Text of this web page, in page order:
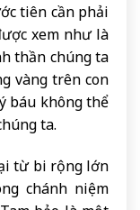
tiên cần phải
xem như là
thần chúng ta
vàng trên con
báu không thể
ta.
từ bi rộng lớn
chánh niệm